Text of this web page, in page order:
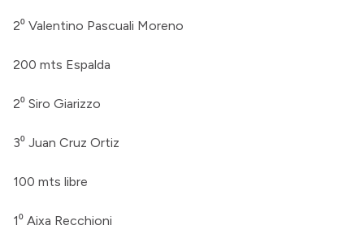
2⁰ Valentino Pascuali Moreno
200 mts Espalda
2⁰ Siro Giarizzo
3⁰ Juan Cruz Ortiz
100 mts libre
1⁰ Aixa Recchioni